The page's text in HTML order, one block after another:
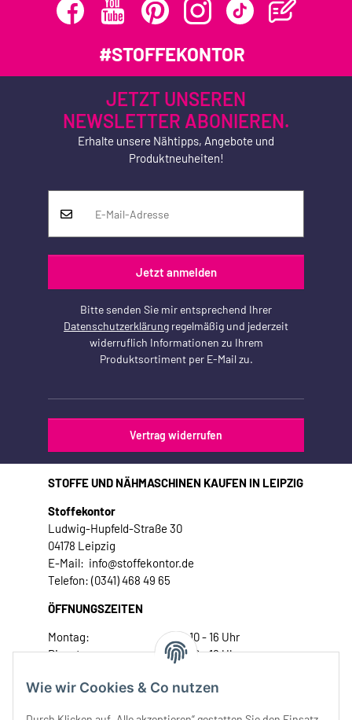
Wie wir Cookies & Co nutzen
#STOFFEKONTOR
JETZT UNSEREN
NEWSLETTER ABONIEREN.
Erhalte unsere Nähtipps, Angebote und
Produktneuheiten!
Jetzt anmelden
Bitte senden Sie mir entsprechend Ihrer
Datenschutzerklärung regelmäßig und jederzeit
widerruflich Informationen zu Ihrem
Produktsortiment per E-Mail zu.
Vertrag widerrufen
STOFFE UND NÄHMASCHINEN KAUFEN IN LEIPZIG
Stoffekontor
Ludwig-Hupfeld-Straße 30
04178 Leipzig
E-Mail: info@stoffekontor.de
Telefon: (0341) 468 49 65
ÖFFNUNGSZEITEN
Montag:
10 - 16 Uhr
Dienstag:
10 - 16 Uhr
Donnerstag:
10 - 18 Uhr